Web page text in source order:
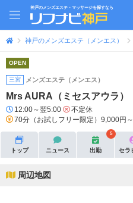
神戸のメンズエステ・マッサージを探すなら
神戸のメンズエステ（メンエス）
OPEN
三宮 メンズエステ（メンエス）
Mrs AURA（ミセスアウラ）
12:00～翌5:00
不定休
70分（お試しフリー限定）9,000円～
トップ ニュース 出勤
5
セラ
周辺地図